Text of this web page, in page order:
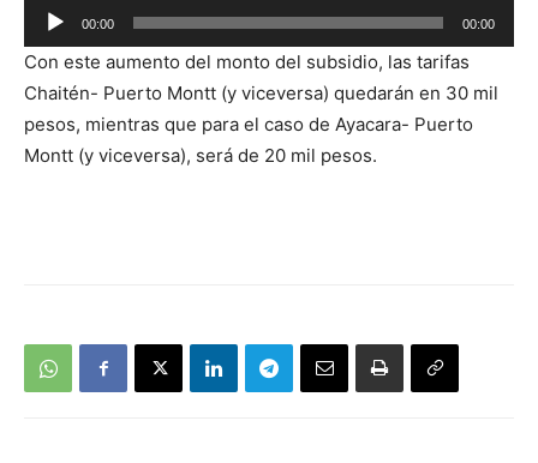
Reproductor
de
audio
00:00 00:00
Con este aumento del monto del subsidio, las tarifas
Chaitén- Puerto Montt (y viceversa) quedarán en 30 mil
pesos, mientras que para el caso de Ayacara- Puerto
Montt (y viceversa), será de 20 mil pesos.